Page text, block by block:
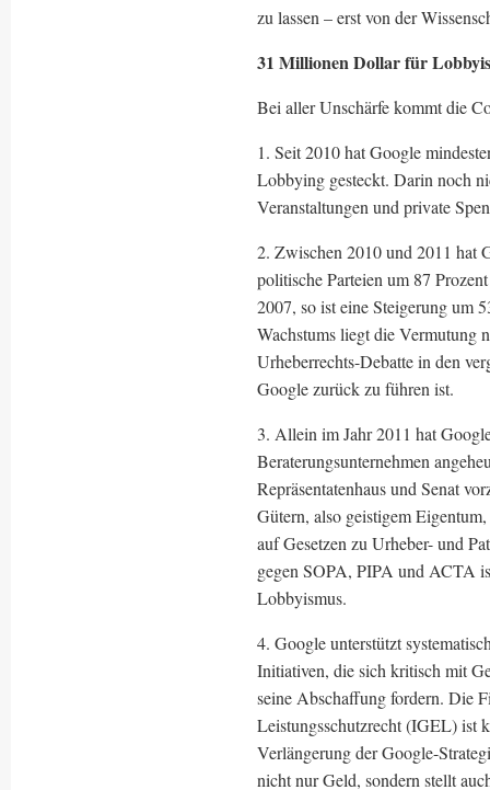
zu lassen – erst von der
31 Millionen Dollar für
Bei aller Unschärfe kommt die
1. Seit 2010 hat Google
Lobbying gesteckt. Darin noch
Veranstaltungen und private
2. Zwischen 2010 und 2011 hat
politische Parteien um 87
2007, so ist eine Steigerung um
Wachstums liegt die Vermutung
Urheberrechts-Debatte in den
Google zurück zu führen ist.
3. Allein im Jahr 2011 hat
Beraterungsunternehmen
Repräsentatenhaus und Senat
Gütern, also geistigem
auf Gesetzen zu Urheber- und
gegen SOPA, PIPA und ACTA
Lobbyismus.
4. Google unterstützt
Initiativen, die sich kritisch mit
seine Abschaffung fordern. Die
Leistungsschutzrecht (IGEL) ist
Verlängerung der Google-
nicht nur Geld, sondern stellt